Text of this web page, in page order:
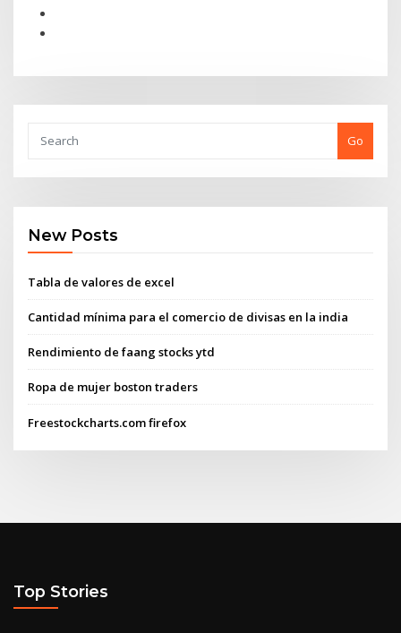
Go
New Posts
Tabla de valores de excel
Cantidad mínima para el comercio de divisas en la india
Rendimiento de faang stocks ytd
Ropa de mujer boston traders
Freestockcharts.com firefox
Top Stories